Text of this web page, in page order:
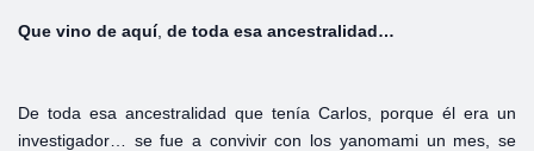
Que vino de aquí, de toda esa ancestralidad…
De toda esa ancestralidad que tenía Carlos, porque él era un
investigador… se fue a convivir con los yanomami un mes, se